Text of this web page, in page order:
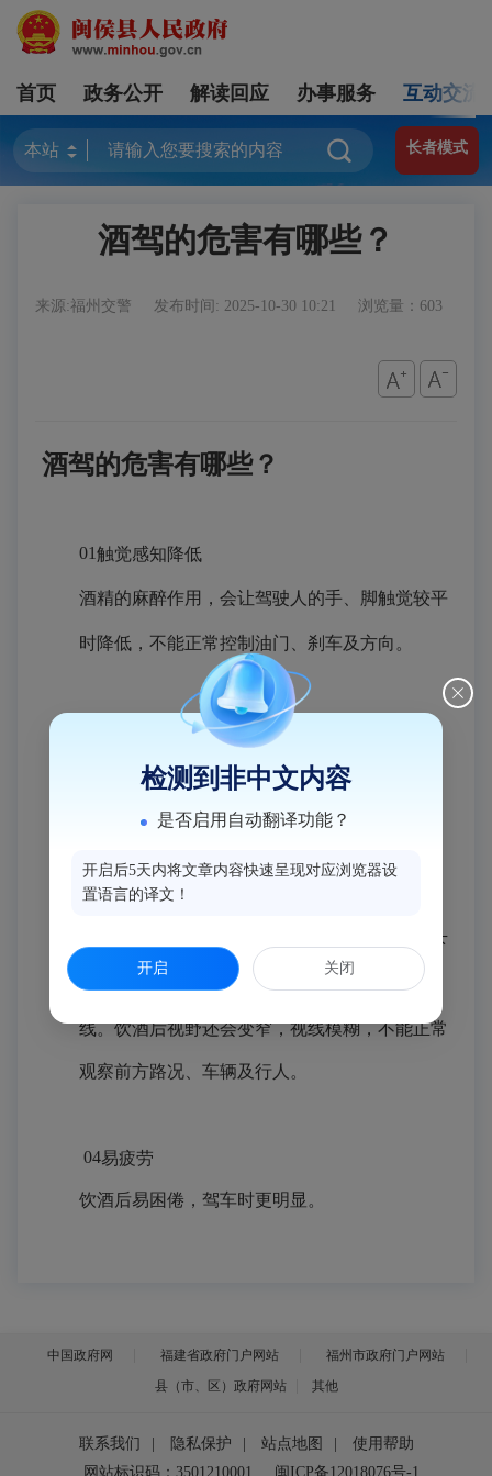
首页 政务公开 解读回应 办事服务 互动交流
长者模式
酒驾的危害有哪些？
来源:福州交警 发布时间: 2025-10-30 10:21 浏览量：603
酒驾的危害有哪些？
01触觉感知降低
酒精的麻醉作用，会让驾驶人的手、脚触觉较平
时降低，不能正常控制油门、刹车及方向。
02判断和操作能力降低
饮酒后，驾驶人对光、声刺激的反应时间延长，
从而无法正确判断距离和速度。
03视觉障碍
饮酒后会使视力暂时受损，视像不稳，辨色力下
降，不能发现和正确领会交通信号、标志和标
线。饮酒后视野还会变窄，视线模糊，不能正常
观察前方路况、车辆及行人。
04易疲劳
饮酒后易困倦，驾车时更明显。
中国政府网 福建省政府门户网站
福州市政府门户网站
县（市、区）政府网站
其他
联系我们 | 隐私保护 | 站点地图 |
使用帮助
网站标识码：3501210001
闽ICP备12018076号-1
检测到非中文内容
是否启用自动翻译功能？
开启后5天内将文章内容快速呈现对应浏览器设
置语言的译文！
开启 关闭